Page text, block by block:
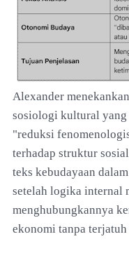
Alexander
sosiologi kultural yang
"reduksi
terhadap struktur
teks kebudayaan
setelah logika internal
menghubungkannya
ekonomi tanpa